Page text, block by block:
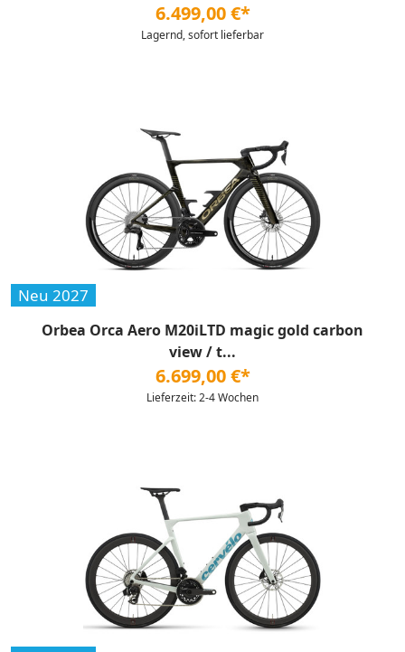
6.499,00 €*
Lagernd, sofort lieferbar
Neu 2027
Orbea Orca Aero M20iLTD magic gold carbon
view / t...
6.699,00 €*
Lieferzeit: 2-4 Wochen